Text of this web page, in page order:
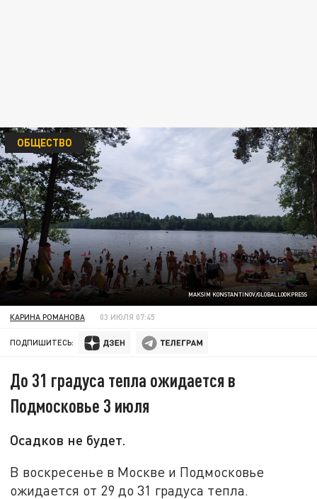
MAKSIM KONSTANTINOV/GLOBALLOOKPRESS
ОБЩЕСТВО
КАРИНА РОМАНОВА 03 ИЮЛЯ 07:45
ПОДПИШИТЕСЬ:
До 31 градуса тепла ожидается в
Подмосковье 3 июля
Осадков не будет.
В воскресенье в Москве и Подмосковье
ожидается от 29 до 31 градуса тепла.